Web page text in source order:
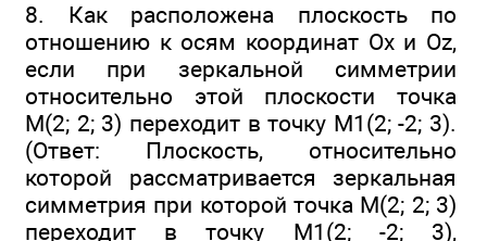
8. Как расположена плоскость по
отношению к осям координат Ох и Oz,
если при зеркальной симметрии
относительно этой плоскости точка
М(2; 2; 3) переходит в точку М1(2; -2; 3).
(Ответ: Плоскость, относительно
которой рассматривается зеркальная
симметрия при которой точка М(2; 2; 3)
переходит в точку М1(2; -2; 3),